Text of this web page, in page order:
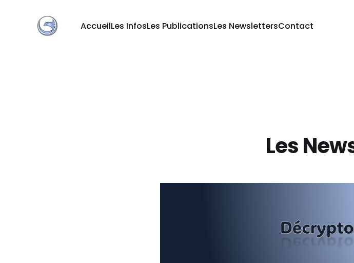
AccueilLes InfosLes PublicationsLes NewslettersContact
Les